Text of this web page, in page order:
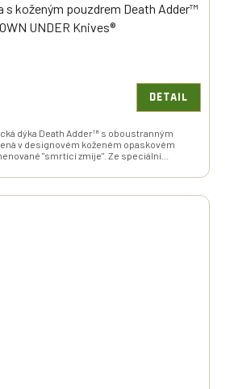
s koženým pouzdrem Death Adder™
UNDER Knives®
DETAIL
dýka Death Adder™ s oboustranným
v designovém koženém opaskovém
"smrtící zmije". Ze speciální...